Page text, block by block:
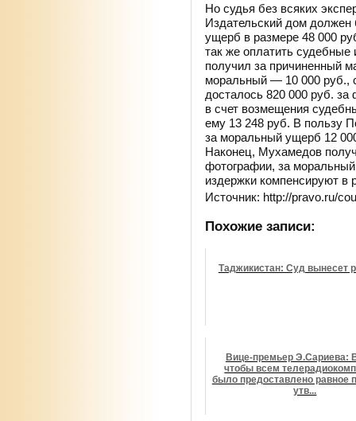
Но судья без всяких
Издательский дом должен
ущерб в размере 48 000
так же оплатить
получил за причиненный
моральный — 10 000 руб.,
досталось 820 000 руб.
в счет возмещения
ему 13 248 руб. В пользу
за моральный ущерб 12
Наконец, Мухамедов
фотографии, за
издержки компенсируют в
Источник: http://pravo.ru/
Похожие записи:
Таджикистан: Суд вынесет
Вице-премьер Э.Сариева:
чтобы всем
было предоставлено равное
утв...